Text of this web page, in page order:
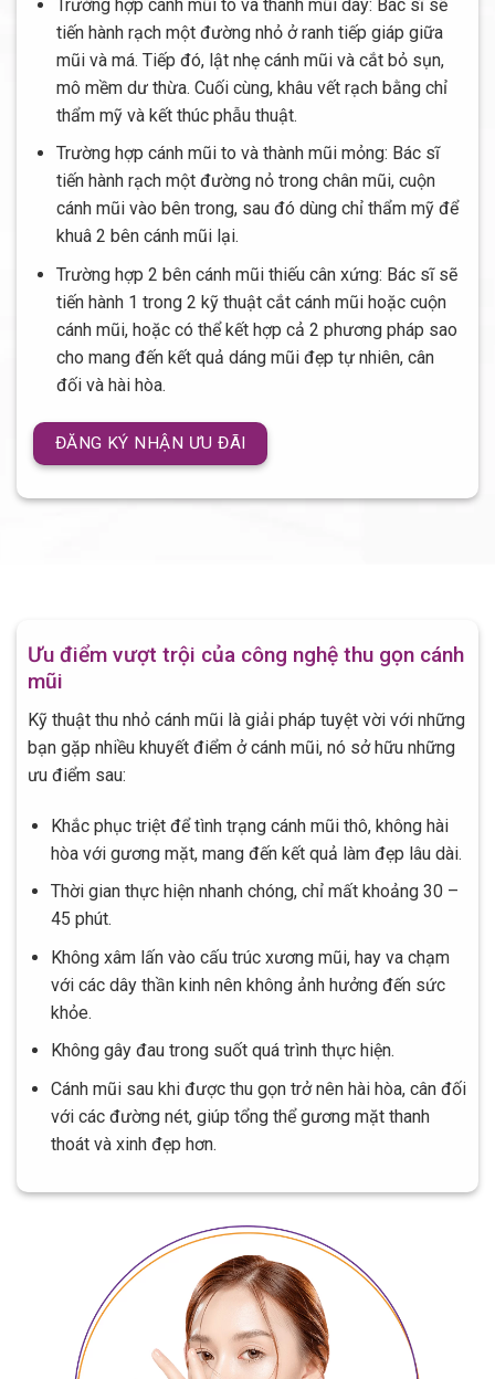
Trường hợp cánh mũi to và thành mũi dày: Bác sĩ sẽ
tiến hành rạch một đường nhỏ ở ranh tiếp giáp giữa
mũi và má. Tiếp đó, lật nhẹ cánh mũi và cắt bỏ sụn,
mô mềm dư thừa. Cuối cùng, khâu vết rạch bằng chỉ
thẩm mỹ và kết thúc phẫu thuật.
Trường hợp cánh mũi to và thành mũi mỏng: Bác sĩ
tiến hành rạch một đường nỏ trong chân mũi, cuộn
cánh mũi vào bên trong, sau đó dùng chỉ thẩm mỹ để
khuâ 2 bên cánh mũi lại.
Trường hợp 2 bên cánh mũi thiếu cân xứng: Bác sĩ sẽ
tiến hành 1 trong 2 kỹ thuật cắt cánh mũi hoặc cuộn
cánh mũi, hoặc có thể kết hợp cả 2 phương pháp sao
cho mang đến kết quả dáng mũi đẹp tự nhiên, cân
đối và hài hòa.
ĐĂNG KÝ NHẬN ƯU ĐÃI
Ưu điểm vượt trội của công nghệ thu gọn cánh
mũi
Kỹ thuật thu nhỏ cánh mũi là giải pháp tuyệt vời với những
bạn gặp nhiều khuyết điểm ở cánh mũi, nó sở hữu những
ưu điểm sau:
Khắc phục triệt để tình trạng cánh mũi thô, không hài
hòa với gương mặt, mang đến kết quả làm đẹp lâu dài.
Thời gian thực hiện nhanh chóng, chỉ mất khoảng 30 –
45 phút.
Không xâm lấn vào cấu trúc xương mũi, hay va chạm
với các dây thần kinh nên không ảnh hưởng đến sức
khỏe.
Không gây đau trong suốt quá trình thực hiện.
Cánh mũi sau khi được thu gọn trở nên hài hòa, cân đối
với các đường nét, giúp tổng thể gương mặt thanh
thoát và xinh đẹp hơn.